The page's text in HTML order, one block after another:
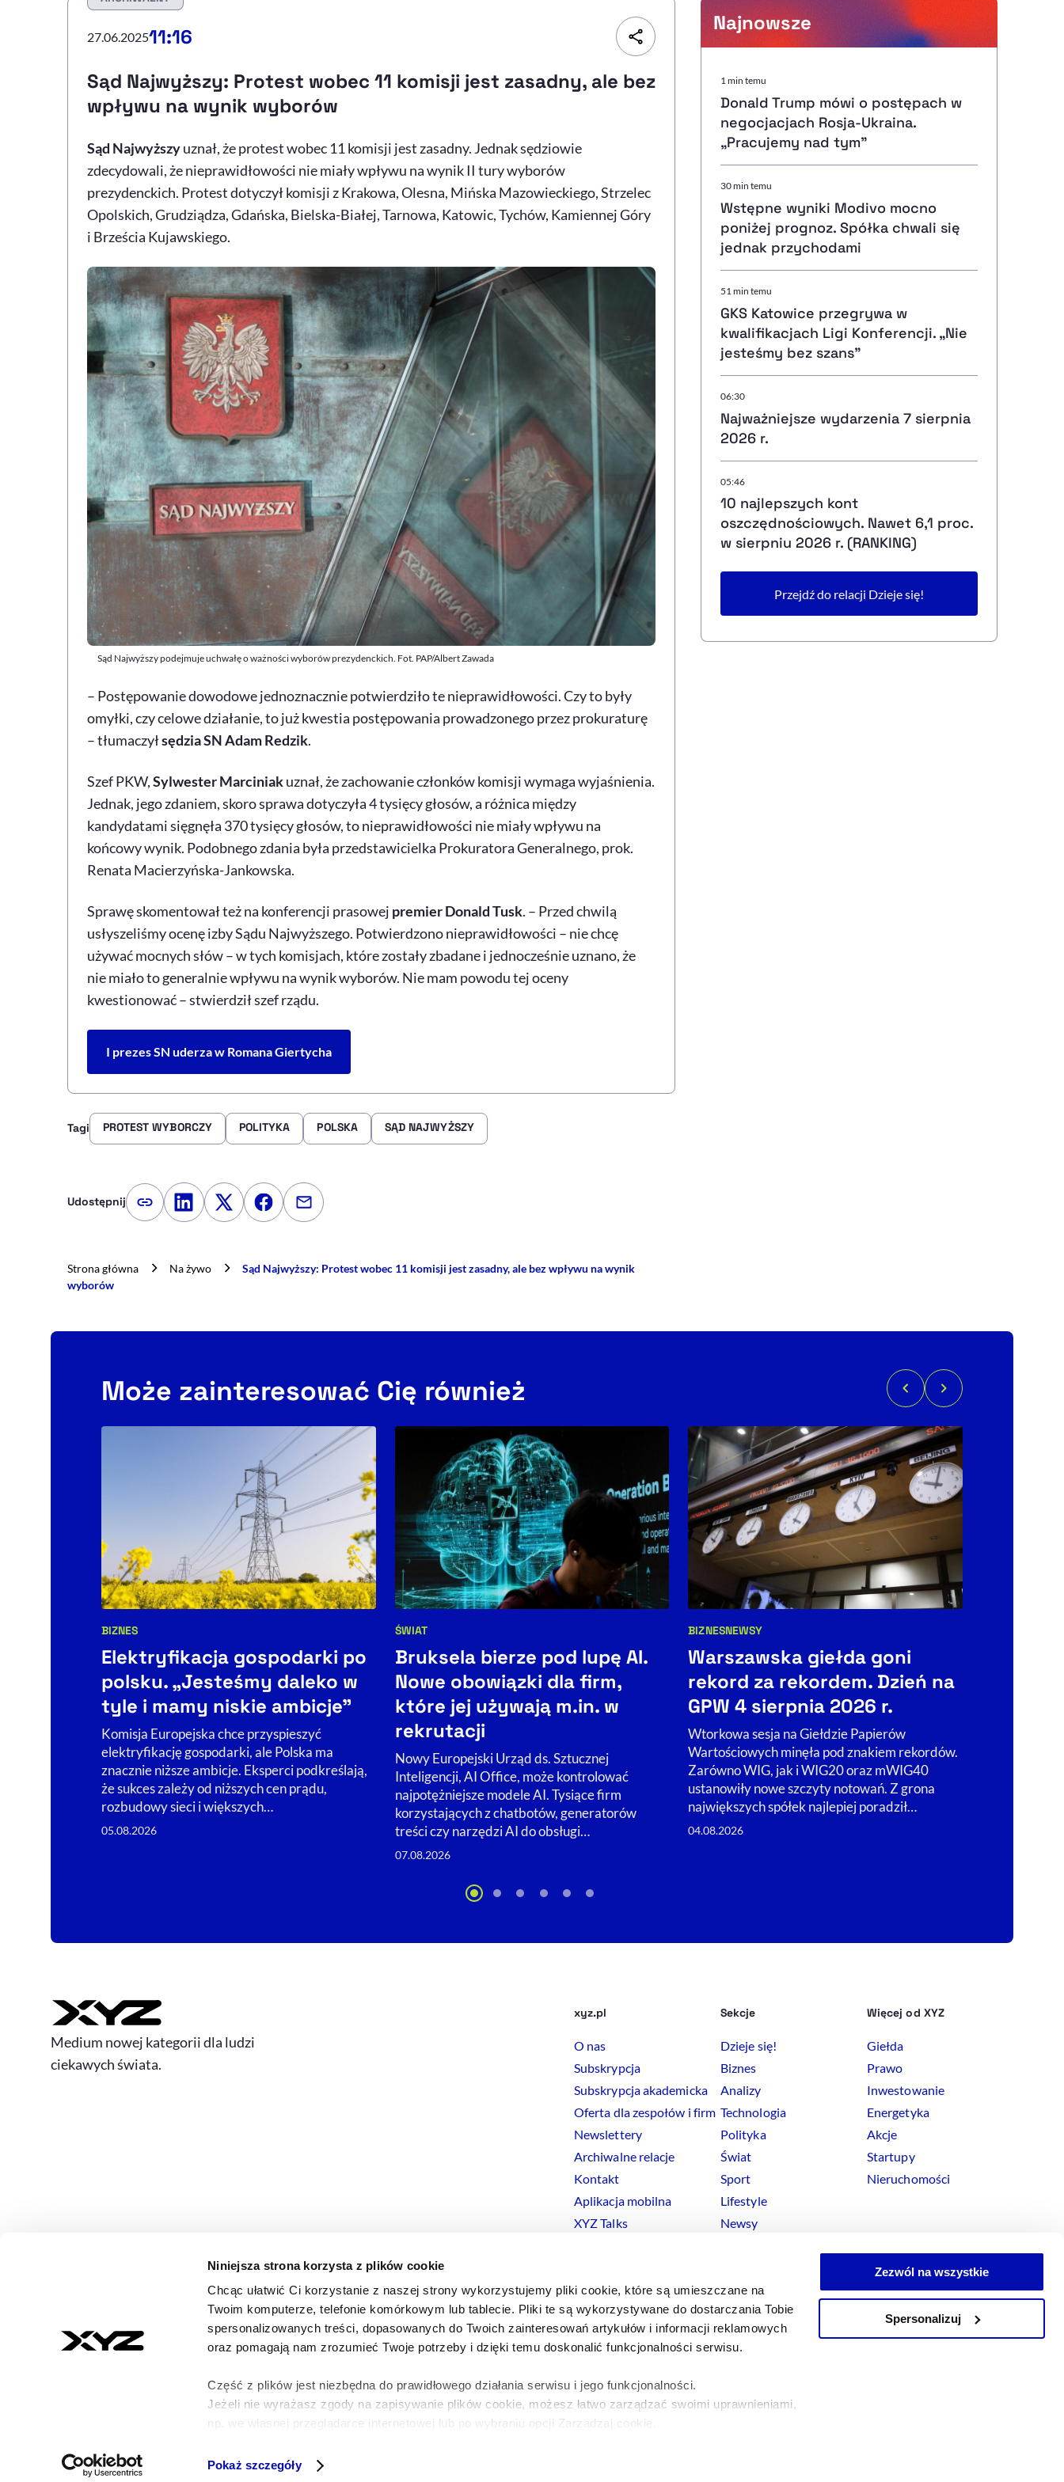
Niniejsza strona korzysta z plików cookie
Chcąc ułatwić Ci korzystanie z naszej strony wykorzystujemy pliki cookie, które są umieszczane na
Twoim komputerze, telefonie komórkowym lub tablecie. Pliki te są wykorzystywane do dostarczania Tobie
spersonalizowanych treści, dopasowanych do Twoich zainteresowań artykułów i informacji reklamowych
oraz pomagają nam zrozumieć Twoje potrzeby i dzięki temu doskonalić funkcjonalności serwisu.
Część z plików jest niezbędna do prawidłowego działania serwisu i jego funkcjonalności.
Jeżeli nie wyrażasz zgody na zapisywanie plików cookie, możesz łatwo zarządzać swoimi uprawnieniami,
np. we własnej przeglądarce internetowej lub po wybraniu opcji Zarządzaj cookie.
Szczegółowe informacje na ten temat znajdziesz w naszej
Pokaż szczegóły
Zezwól na wszystkie
Spersonalizuj
Resetuj opcje
Ułatwienia dostępności wspierają:
Sprawdź, jak i dlaczego zwiększamy dostępność , otwiera się w nowym
Deklaracja dostępności
27.06.202511:16
Sąd Najwyższy: Protest wobec 11 komisji jest zasadny, ale bez
wpływu na wynik wyborów
Sąd Najwyższyuznał, że protest wobec 11 komisji jest zasadny. Jednak sędziowie
zdecydowali, że nieprawidłowości nie miały wpływu na wynik II tury wyborów
prezydenckich. Protest dotyczył komisji z Krakowa, Olesna, Mińska Mazowieckiego, Strzelec
Opolskich, Grudziądza, Gdańska, Bielska-Białej, Tarnowa, Katowic, Tychów, Kamiennej Góry
i Brześcia Kujawskiego.
Sąd Najwyższy podejmuje uchwałę o ważności wyborów prezydenckich. Fot. PAP/Albert Zawada
– Postępowanie dowodowe jednoznacznie potwierdziło te nieprawidłowości. Czy to były
omyłki, czy celowe działanie, to już kwestia postępowania prowadzonego przez prokuraturę
– tłumaczyłsędzia SN Adam Redzik.
Szef PKW,Sylwester Marciniakuznał, że zachowanie członków komisji wymaga wyjaśnienia.
Jednak, jego zdaniem, skoro sprawa dotyczyła 4 tysięcy głosów, a różnica między
kandydatami sięgnęła 370 tysięcy głosów, to nieprawidłowości nie miały wpływu na
końcowy wynik. Podobnego zdania była przedstawicielka Prokuratora Generalnego, prok.
Renata Macierzyńska-Jankowska.
Sprawę skomentował też na konferencji prasowej premier Donald Tusk. – Przed chwilą
usłyszeliśmy ocenę izby Sądu Najwyższego. Potwierdzono nieprawidłowości – nie chcę
używać mocnych słów – w tych komisjach, które zostały zbadane i jednocześnie uznano, że
nie miało to generalnie wpływu na wynik wyborów. Nie mam powodu tej oceny
kwestionować – stwierdził szef rządu.
I prezes SN uderza w Romana Giertycha
Najnowsze
1 min temu
Donald Trump mówi o postępach w
negocjacjach Rosja-Ukraina.
„Pracujemy nad tym”
30 min temu
Wstępne wyniki Modivo mocno
poniżej prognoz. Spółka chwali się
jednak przychodami
51 min temu
GKS Katowice przegrywa w
kwalifikacjach Ligi Konferencji. „Nie
jesteśmy bez szans”
06:30
Najważniejsze wydarzenia 7 sierpnia
2026 r.
05:46
10 najlepszych kont
oszczędnościowych. Nawet 6,1 proc.
w sierpniu 2026 r. (RANKING)
Przejdź do relacji Dzieje się!
Tagi PROTEST WYBORCZY POLITYKA POLSKA SĄD NAJWYŻSZY
Udostępnij Kopiuj link artykułu
Udostępnij na LinkedIn
Udostępnij na Twitterze
Udostępnij na Facebooku
Udostępnij przez e-mail
Strona główna Na żywo
Sąd Najwyższy: Protest wobec 11 komisji jest zasadny, ale bez wpływu na wynik
wyborów
Może zainteresować Cię również
Kategorie artykułu:
BIZNES
Elektryfikacja gospodarki po
polsku. „Jesteśmy daleko w
tyle i mamy niskie ambicje”
Komisja Europejska chce przyspieszyć
elektryfikację gospodarki, ale Polska ma
znacznie niższe ambicje. Eksperci podkreślają,
że sukces zależy od niższych cen prądu,
rozbudowy sieci i większych…
05.08.2026
Kategorie artykułu:
ŚWIAT
Bruksela bierze pod lupę AI.
Nowe obowiązki dla firm,
które jej używają m.in. w
rekrutacji
Nowy Europejski Urząd ds. Sztucznej
Inteligencji, AI Office, może kontrolować
najpotężniejsze modele AI. Tysiące firm
korzystających z chatbotów, generatorów
treści czy narzędzi AI do obsługi…
07.08.2026
Kategorie artykułu:
BIZNESNEWSY
Warszawska giełda goni
rekord za rekordem. Dzień na
GPW 4 sierpnia 2026 r.
Wtorkowa sesja na Giełdzie Papierów
Wartościowych minęła pod znakiem rekordów.
Zarówno WIG, jak i WIG20 oraz mWIG40
ustanowiły nowe szczyty notowań. Z grona
największych spółek najlepiej poradził…
04.08.2026
Medium nowej kategorii dla ludzi
ciekawych świata.
xyz.pl
O nas
Subskrypcja
Subskrypcja akademicka
Oferta dla zespołów i firm
Newslettery
Archiwalne relacje
Kontakt
Aplikacja mobilna
XYZ Talks
Sekcje
Dzieje się!
Biznes
Analizy
Technologia
Polityka
Świat
Sport
Lifestyle
Newsy
Więcej od XYZ
Giełda
Prawo
Inwestowanie
Energetyka
Akcje
Startupy
Nieruchomości
© 2026 XYZ. Wszystkie prawa zastrzeżone
All rights reserved
ISSN 3071-8147
Polityka prywatnościPolitykaCookiesRegulaminUstawieniaCookies
x LinkedinFacebookInstagramYoutube